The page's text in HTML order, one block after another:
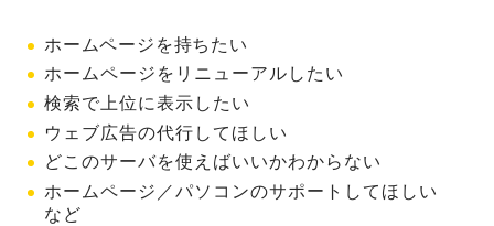
ホームページを持ちたい
ホームページをリニューアルしたい
検索で上位に表示したい
ウェブ広告の代行してほしい
どこのサーバを使えばいいかわからない
ホームページ／パソコンのサポートしてほしい
など